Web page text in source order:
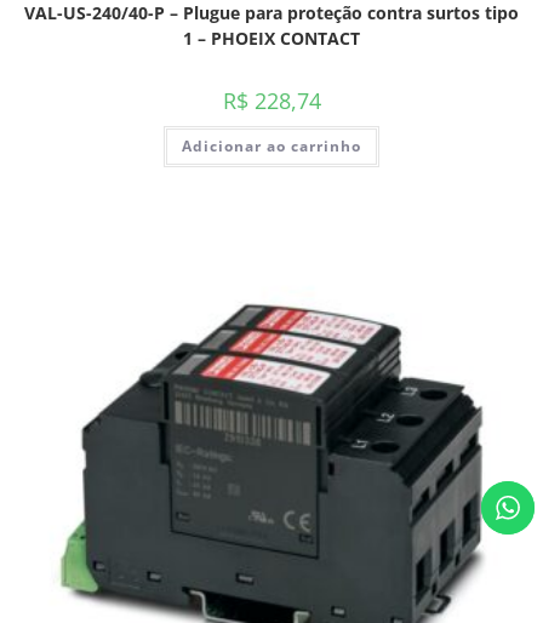
VAL-US-240/40-P – Plugue para proteção contra surtos tipo
1 – PHOEIX CONTACT
R$ 228,74
Adicionar ao carrinho